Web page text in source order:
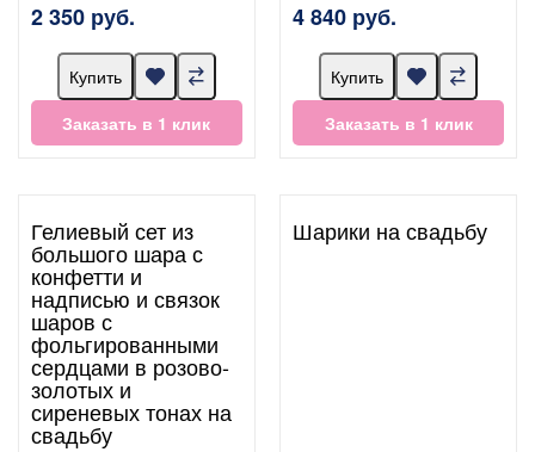
2 350 руб.
Купить
Заказать в 1 клик
4 840 руб.
Купить
Заказать в 1 клик
Гелиевый сет из
большого шара с
конфетти и
надписью и связок
шаров с
фольгированными
сердцами в розово-
золотых и
сиреневых тонах на
свадьбу
Шарики на свадьбу